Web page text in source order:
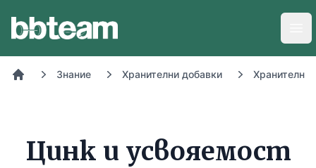
Знание Хранителни добавки Хранителни
Цинк и усвояемост